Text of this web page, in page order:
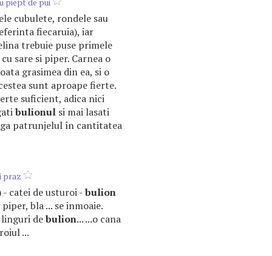
cubulete, rondele sau
fiecaruia), iar
trebuie puse primele
sare si piper. Carnea o
grasimea din ea, si o
sunt aproape fierte.
suficient, adica nici
bulionul si mai lasati
patrunjelul în cantitatea
praz
- catei de usturoi -bulion
bla ... se inmoaie.
debulion... ...o cana
...